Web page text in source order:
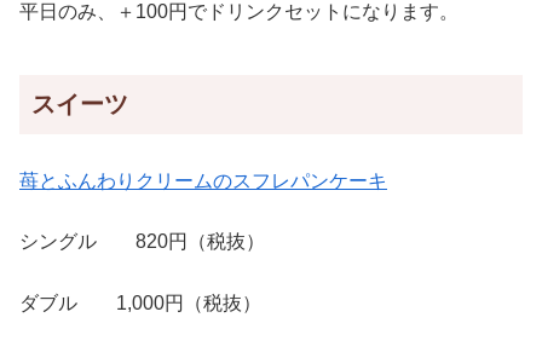
平日のみ、＋100円でドリンクセットになります。
スイーツ
苺とふんわりクリームのスフレパンケーキ
シングル 820円（税抜）
ダブル 1,000円（税抜）